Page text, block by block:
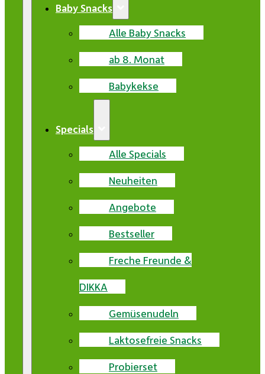
Baby Snacks
Alle Baby Snacks
ab 8. Monat
Babykekse
Specials
Alle Specials
Neuheiten
Angebote
Bestseller
Freche Freunde &
DIKKA
Gemüsenudeln
Laktosefreie Snacks
Probierset